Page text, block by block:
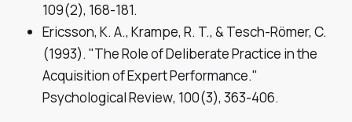
109(2), 168-181.
Ericsson, K. A., Krampe, R. T., & Tesch-Römer, C.
(1993). "The Role of Deliberate Practice in the
Acquisition of Expert Performance."
Psychological Review, 100(3), 363-406.